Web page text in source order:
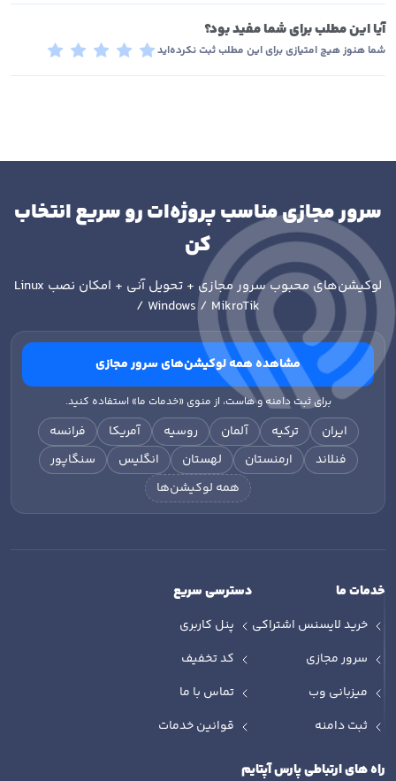
آیا این مطلب برای شما مفید بود؟
شما هنوز هیچ امتیازی برای این مطلب ثبت نکرده‌اید
سرور مجازی مناسب پروژه‌ات رو سریع انتخاب
کن
لوکیشن‌های محبوب سرور مجازی + تحویل آنی + امکان نصب Linux
/ Windows / MikroTik
مشاهده همه لوکیشن‌های سرور مجازی
برای ثبت دامنه و هاست، از منوی «خدمات ما» استفاده کنید.
ایران ترکیه آلمان روسیه آمریکا
فرانسه
فنلاند
ارمنستان لهستان انگلیس
سنگاپور
همه لوکیشن‌ها
خدمات ما
خرید لایسنس اشتراکی
سرور مجازی
میزبانی وب
ثبت دامنه
دسترسی سریع
پنل کاربری
کد تخفیف
تماس با ما
قوانین خدمات
راه های ارتباطی پارس آپتایم